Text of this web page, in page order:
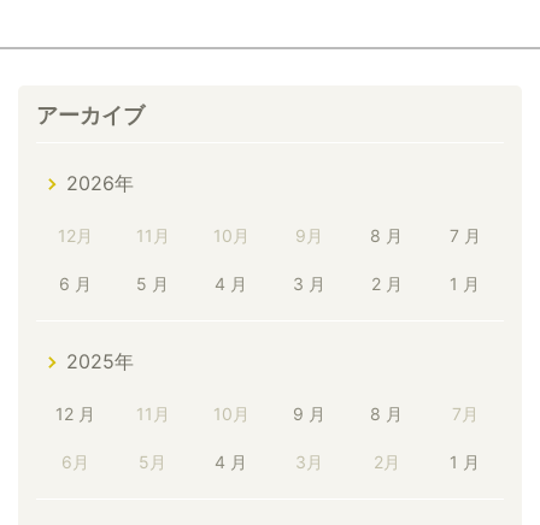
アーカイブ
2026年
12月 11月 10月 9月 8 月 7 月
6 月 5 月 4 月 3 月 2 月 1 月
2025年
12 月 11月 10月 9 月 8 月 7月
6月 5月 4 月 3月 2月 1 月